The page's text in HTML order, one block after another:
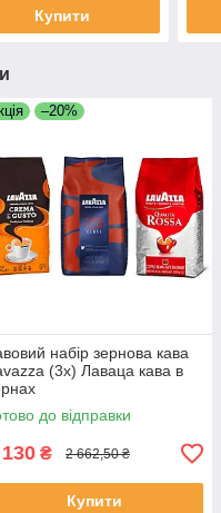
Купити
–20%
набір зернова кава
(3х) Лаваца кава в
до відправки
₴ 2 662,50 ₴
Купити